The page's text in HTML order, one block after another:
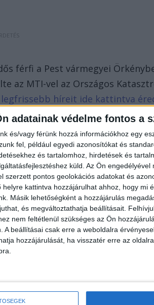
adatainak védelme fontos a
és/vagy férünk hozzá információkhoz egy
fel, például egyedi azonosítókat és
és tartalomhoz, hirdetések és
küld. Az Ön engedélyével
szerzett pontos geolokációs adatokat és
helyre kattintva hozzájárulhat ahhoz, hogy mi
Másik lehetőségként a hozzájárulás
és megváltoztathatja beállításait.
nem feltétlenül szükséges az Ön
A beállításai csak erre a weboldalra
hozzájárulását, ha visszatér erre az
férfi a Pest vármegyei
az MTI-vel az Országos
legfrissebb híreit ide kattintva
minket.